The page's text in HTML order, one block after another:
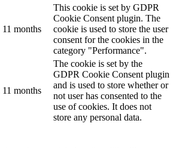
11 months
This cookie is set by GDPR
Cookie Consent plugin. The
cookie is used to store the user
consent for the cookies in the
category "Performance".
11 months
The cookie is set by the
GDPR Cookie Consent plugin
and is used to store whether or
not user has consented to the
use of cookies. It does not
store any personal data.